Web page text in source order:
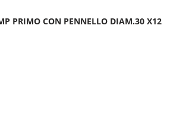
PRIMO CON PENNELLO DIAM.30 X12